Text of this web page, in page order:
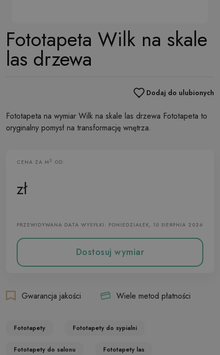
Fototapeta Wilk na skale
las drzewa
Dodaj do ulubionych
Fototapeta na wymiar Wilk na skale las drzewa Fototapeta to
oryginalny pomysł na transformację wnętrza.
CENA ZA M2 OD:
zł
PRZEWIDYWANA DATA WYSYŁKI: PONIEDZIAŁEK, 10 SIERPNIA 2026
Dostosuj wymiar
Gwarancja jakości Wiele metod płatności
Fototapety Fototapety do sypialni
Fototapety do salonu Fototapety las